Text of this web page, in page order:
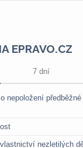
EPRAVO.CZ
7 dní
nepoložení
nezletilých